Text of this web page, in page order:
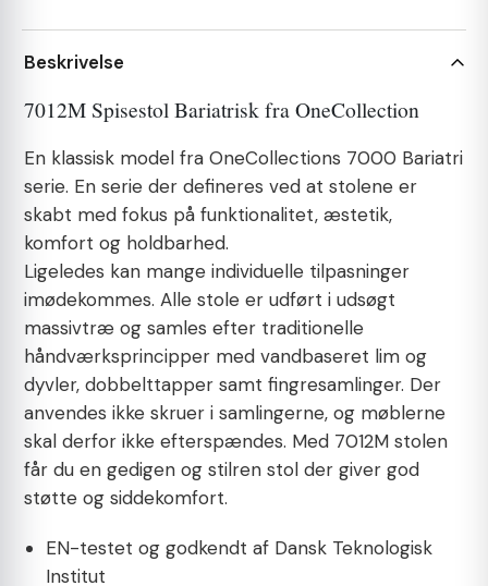
Beskrivelse
7012M Spisestol Bariatrisk fra OneCollection
En klassisk model fra OneCollections 7000 Bariatri
serie. En serie der defineres ved at stolene er
skabt med fokus på funktionalitet, æstetik,
komfort og holdbarhed.
Ligeledes kan mange individuelle tilpasninger
imødekommes. Alle stole er udført i udsøgt
massivtræ og samles efter traditionelle
håndværksprincipper med vandbaseret lim og
dyvler, dobbelttapper samt fingresamlinger. Der
anvendes ikke skruer i samlingerne, og møblerne
skal derfor ikke efterspændes. Med 7012M stolen
får du en gedigen og stilren stol der giver god
støtte og siddekomfort.
EN-testet og godkendt af Dansk Teknologisk
Institut